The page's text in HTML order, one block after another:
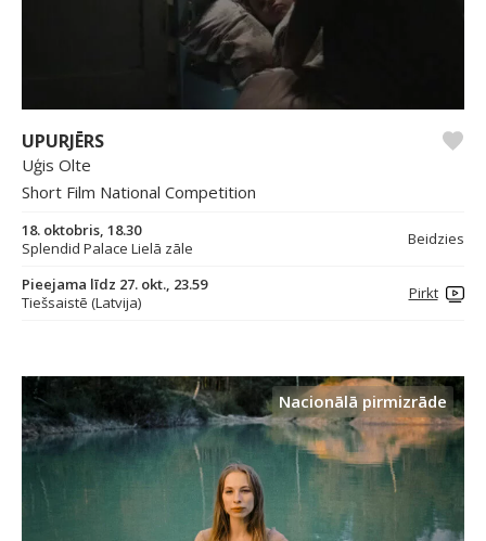
UPURJĒRS
Uģis Olte
Short Film National Competition
18. oktobris, 18.30
Splendid Palace Lielā zāle
Beidzies
Pieejama līdz 27. okt., 23.59
Tiešsaistē (Latvija)
Pirkt
Nacionālā pirmizrāde